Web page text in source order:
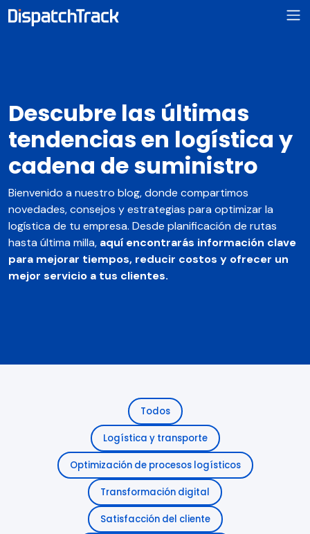
Descubre las últimas
tendencias en logística y
cadena de suministro
Bienvenido a nuestro blog, donde compartimos
novedades, consejos y estrategias para optimizar la
logística de tu empresa. Desde planificación de rutas
hasta última milla, aquí encontrarás información clave
para mejorar tiempos, reducir costos y ofrecer un
mejor servicio a tus clientes.
Todos
Logística y transporte
Optimización de procesos logísticos
Transformación digital
Satisfacción del cliente